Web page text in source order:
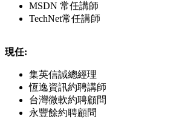
MSDN 常任講師
TechNet常任講師
現任:
集英信誠總經理
恆逸資訊約聘講師
台灣微軟約聘顧問
永豐餘約聘顧問